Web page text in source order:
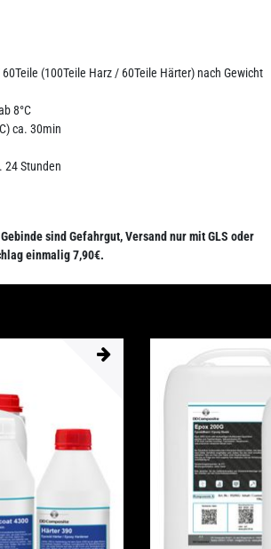
(100Teile Harz / 60Teile Härter) nach Gewicht
8°C
ca. 30min
24 Stunden
sind Gefahrgut, Versand nur mit GLS oder
einmalig 7,90€.